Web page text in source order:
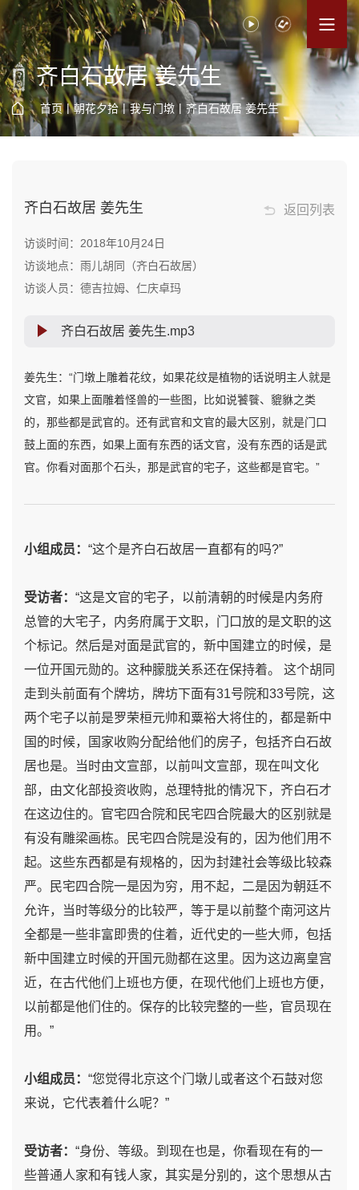
齐白石故居 姜先生
首页 | 朝花夕拾 | 我与门墩 | 齐白石故居 姜先生
返回列表
齐白石故居 姜先生
访谈时间：2018年10月24日
访谈地点：雨儿胡同（齐白石故居）
访谈人员：德吉拉姆、仁庆卓玛
齐白石故居 姜先生.mp3
姜先生：“门墩上雕着花纹，如果花纹是植物的话说明主人就是
文官，如果上面雕着怪兽的一些图，比如说饕餮、貔貅之类
的，那些都是武官的。还有武官和文官的最大区别，就是门口
鼓上面的东西，如果上面有东西的话文官，没有东西的话是武
官。你看对面那个石头，那是武官的宅子，这些都是官宅。”
小组成员： “这个是齐白石故居一直都有的吗?”
受访者： “这是文官的宅子，以前清朝的时候是内务府
总管的大宅子，内务府属于文职，门口放的是文职的这
个标记。然后是对面是武官的，新中国建立的时候，是
一位开国元勋的。这种朦胧关系还在保持着。 这个胡同
走到头前面有个牌坊，牌坊下面有31号院和33号院，这
两个宅子以前是罗荣桓元帅和粟裕大将住的，都是新中
国的时候，国家收购分配给他们的房子，包括齐白石故
居也是。当时由文宣部，以前叫文宣部，现在叫文化
部，由文化部投资收购，总理特批的情况下，齐白石才
在这边住的。官宅四合院和民宅四合院最大的区别就是
有没有雕梁画栋。民宅四合院是没有的，因为他们用不
起。这些东西都是有规格的，因为封建社会等级比较森
严。民宅四合院一是因为穷，用不起，二是因为朝廷不
允许，当时等级分的比较严，等于是以前整个南河这片
全都是一些非富即贵的住着，近代史的一些大师，包括
新中国建立时候的开国元勋都在这里。因为这边离皇宫
近，在古代他们上班也方便，在现代他们上班也方便，
以前都是他们住的。保存的比较完整的一些，官员现在
用。”
小组成员： “您觉得北京这个门墩儿或者这个石鼓对您
来说，它代表着什么呢？”
受访者： “身份、等级。到现在也是，你看现在有的一
些普通人家和有钱人家，其实是分别的，这个思想从古